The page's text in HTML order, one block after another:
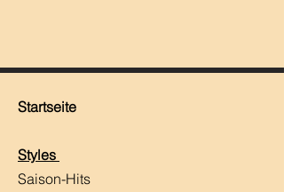
Startseite
Styles
Saison-Hits